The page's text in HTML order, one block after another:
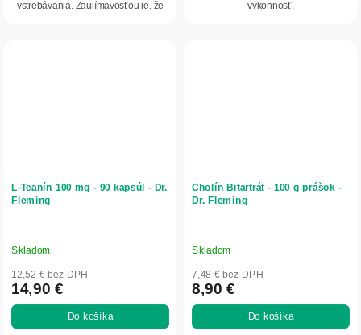
vstrebávania. Zaujímavosťou je, že výkonnosť.
L-Teanín 100 mg - 90 kapsúl - Dr.
Fleming
Skladom
12,52 € bez DPH
14,90 €
Do košíka
Cholín Bitartrát - 100 g prášok -
Dr. Fleming
Skladom
7,48 € bez DPH
8,90 €
Do košíka